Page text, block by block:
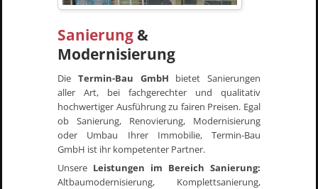
Sanierung&
Modernisierung
Die Termin-Bau GmbH bietet Sanierungen
aller Art, bei fachgerechter und qualitativ
hochwertiger Ausführung zu fairen Preisen. Egal
ob Sanierung, Renovierung, Modernisierung
oder Umbau Ihrer Immobilie, Termin-Bau
GmbH ist ihr kompetenter Partner.
Unsere Leistungen im Bereich Sanierung:
Altbaumodernisierung, Komplettsanierung,